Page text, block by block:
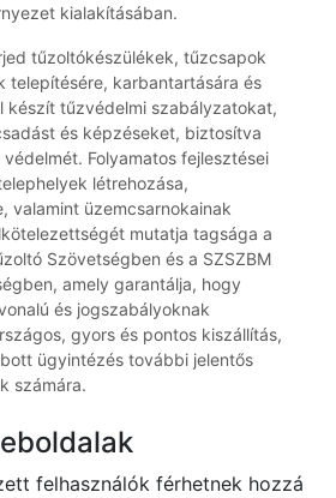
kialakításában.
tűzoltókészülékek, tűzcsapok
telepítésére, karbantartására és
készít tűzvédelmi szabályzatokat,
és képzéseket, biztosítva
Folyamatos fejlesztései
létrehozása,
valamint üzemcsarnokainak
mutatja tagsága a
Szövetségben és a SZSZBM
amely garantálja, hogy
és jogszabályoknak
gyors és pontos kiszállítás,
ügyintézés további jelentős
számára.
felhasználók férhetnek hozzá